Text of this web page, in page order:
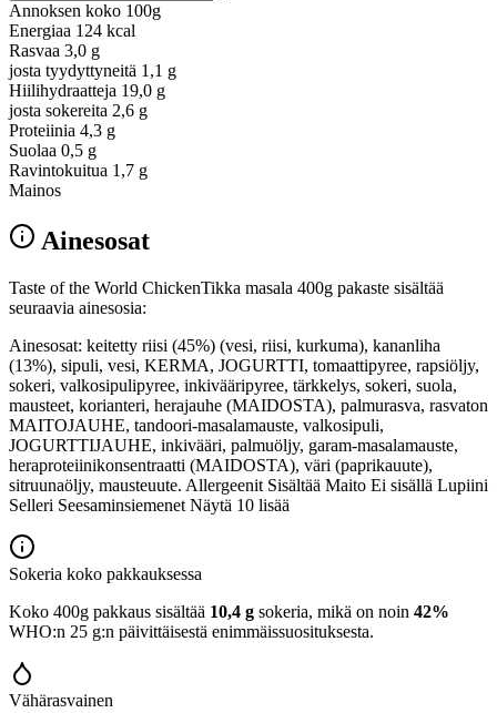
Annoksen koko 100g
Energiaa 124 kcal
Rasvaa 3,0 g
josta tyydyttyneitä 1,1 g
Hiilihydraatteja 19,0 g
josta sokereita 2,6 g
Proteiinia 4,3 g
Suolaa 0,5 g
Ravintokuitua 1,7 g
Mainos
Ainesosat
Taste of the World ChickenTikka masala 400g pakaste sisältää
seuraavia ainesosia:
Ainesosat: keitetty riisi (45%) (vesi, riisi, kurkuma), kananliha
(13%), sipuli, vesi, KERMA, JOGURTTI, tomaattipyree, rapsiöljy,
sokeri, valkosipulipyree, inkivääripyree, tärkkelys, sokeri, suola,
mausteet, korianteri, herajauhe (MAIDOSTA), palmurasva, rasvaton
MAITOJAUHE, tandoori-masalamauste, valkosipuli,
JOGURTTIJAUHE, inkivääri, palmuöljy, garam-masalamauste,
heraproteiinikonsentraatti (MAIDOSTA), väri (paprikauute),
sitruunaöljy, mausteuute. Allergeenit Sisältää Maito Ei sisällä Lupiini
Selleri Seesaminsiemenet Näytä 10 lisää
Sokeria koko pakkauksessa
Koko 400g pakkaus sisältää 10,4 g sokeria, mikä on noin 42%
WHO:n 25 g:n päivittäisestä enimmäissuosituksesta.
Vähärasvainen